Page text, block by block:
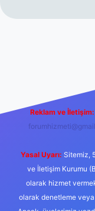
Reklam ve İletişim:
Yasal Uyarı: Sitemiz,
ve İletişim Kurumu
olarak hizmet
olarak denetleme